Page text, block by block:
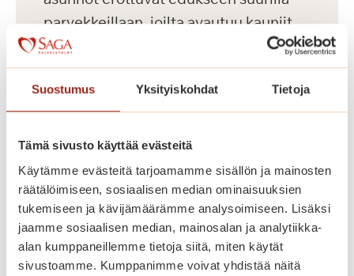
Suostumus Yksityiskohdat Tietoja
Tämä sivusto käyttää evästeitä
Käytämme evästeitä tarjoamamme sisällön ja mainosten
räätälöimiseen, sosiaalisen median ominaisuuksien
tukemiseen ja kävijämäärämme analysoimiseen. Lisäksi
jaamme sosiaalisen median, mainosalan ja analytiikka-
alan kumppaneillemme tietoja siitä, miten käytät
sivustoamme. Kumppanimme voivat yhdistää näitä
parvekkeillaan, joilta avautuu kauniit
näkymät Koneenpuistoon. Lisäksi
talossa on muun muassa jalkahoitajan
tilat, saunaosasto ja pyykkitupa.